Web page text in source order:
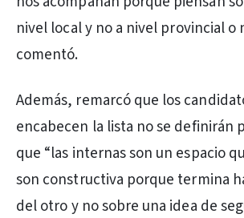
nivel local y no a nivel provincial o
comentó.
Además, remarcó que los
encabecen la lista no se definirán
que “las internas son un espacio
son constructiva porque termina
del otro y no sobre una idea de